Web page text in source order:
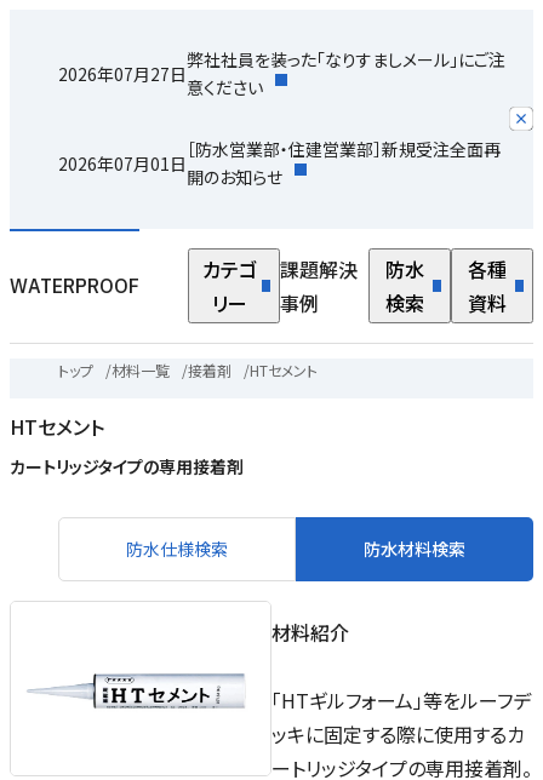
2026年07月27日
弊社社員を装った「なりすましメール」にご注
意ください
2026年07月01日
［防水営業部・住建営業部］新規受注全面再
開のお知らせ
WATERPROOF
カテゴ
リー
課題解決
事例
防水
検索
各種
資料
トップ /材料一覧 /接着剤 /HTセメント
HTセメント
カートリッジタイプの専用接着剤
防水仕様検索 防水材料検索
材料紹介
「HTギルフォーム」等をルーフデ
ッキに固定する際に使用するカ
ートリッジタイプの専用接着剤。